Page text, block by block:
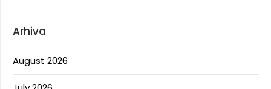
Arhiva
August 2026